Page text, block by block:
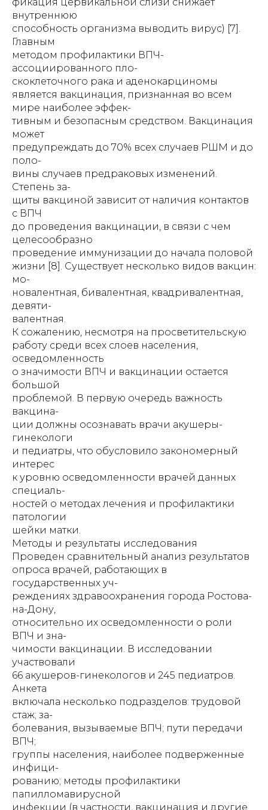
внутреннюю
способность организма выводить вирус) [7].
Главным
методом профилактики ВПЧ-
ассоциированного пло-
скоклеточного рака и аденокарциномы
является вакцинация, признанная во всем
мире наиболее эффек-
тивным и безопасным средством. Вакцинация
может
предупреждать до 70% всех случаев РШМ и до
поло-
вины случаев предраковых изменений.
Степень за-
щиты вакциной зависит от наличия контактов
с ВПЧ
до проведения вакцинации, в связи с чем
целесообразно
проведение иммунизации до начала половой
жизни [8]. Существует несколько видов вакцин:
мо-
новалентная, бивалентная, квадривалентная,
девяти-
валентная.
К сожалению, несмотря на просветительскую
работу среди всех слоев населения,
осведомленность
о значимости ВПЧ и вакцинации остается
большой
проблемой. В первую очередь важность
вакцина-
ции должны осознавать врачи акушеры-
гинекологи
и педиатры, что обусловило закономерный
интерес
к уровню осведомленности врачей данных
специаль-
ностей о методах лечения и профилактики
патологии
шейки матки.
Методы и результаты исследования
Проведен сравнительный анализ результатов
опроса врачей, работающих в
государственных уч-
реждениях здравоохранения города Ростова-
на-Дону,
относительно их осведомленности о роли
ВПЧ и зна-
чимости вакцинации. В исследовании
участвовали
66 акушеров-гинекологов и 245 педиатров.
Анкета
включала несколько подразделов: трудовой
стаж; за-
болевания, вызываемые ВПЧ; пути передачи
ВПЧ;
группы населения, наиболее подверженные
инфици-
рованию; методы профилактики
папилломавирусной
инфекции (в частности, вакцинация и другие